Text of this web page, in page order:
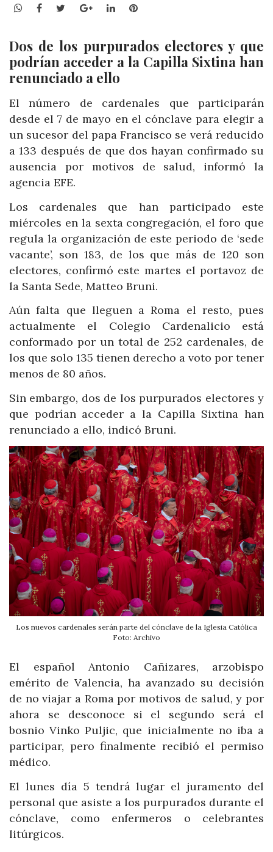
WhatsApp
Facebook
TwitterGoogle+LinkedInPinterest
Dos de los purpurados electores y que
podrían acceder a la Capilla Sixtina han
renunciado a ello
El número de cardenales que participarán
desde el 7 de mayo en el cónclave para elegir a
un sucesor del papa Francisco se verá reducido
a 133 después de que dos hayan confirmado su
ausencia por motivos de salud, informó la
agencia EFE.
Los cardenales que han participado este
miércoles en la sexta congregación, el foro que
regula la organización de este periodo de ‘sede
vacante’, son 183, de los que más de 120 son
electores, confirmó este martes el portavoz de
la Santa Sede, Matteo Bruni.
Aún falta que lleguen a Roma el resto, pues
actualmente el Colegio Cardenalicio está
conformado por un total de 252 cardenales, de
los que solo 135 tienen derecho a voto por tener
menos de 80 años.
Sin embargo, dos de los purpurados electores y
que podrían acceder a la Capilla Sixtina han
renunciado a ello, indicó Bruni.
Los nuevos cardenales serán parte del cónclave de la Iglesia Católica
Foto: Archivo
El español Antonio Cañizares, arzobispo
emérito de Valencia, ha avanzado su decisión
de no viajar a Roma por motivos de salud, y por
ahora se desconoce si el segundo será el
bosnio Vinko Puljic, que inicialmente no iba a
participar, pero finalmente recibió el permiso
médico.
El lunes día 5 tendrá lugar el juramento del
personal que asiste a los purpurados durante el
cónclave, como enfermeros o celebrantes
litúrgicos.